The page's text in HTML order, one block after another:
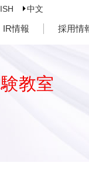
中文
IR情報 採用情
教室